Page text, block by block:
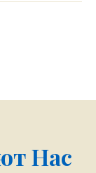
Нас